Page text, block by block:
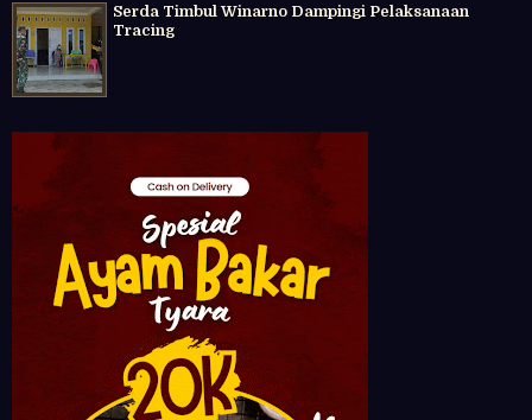
Serda Timbul Winarno Dampingi Pelaksanaan
Tracing